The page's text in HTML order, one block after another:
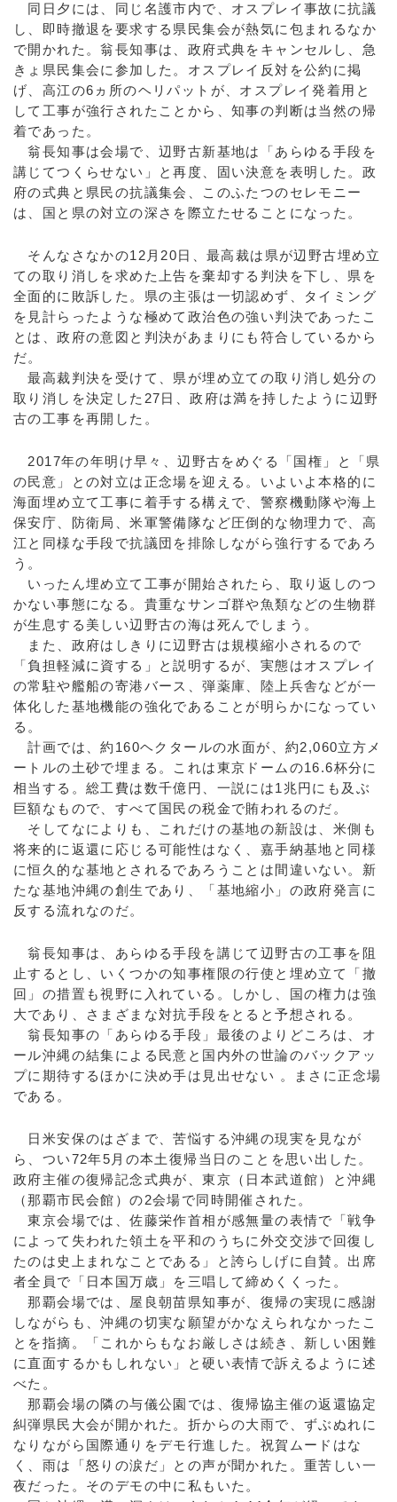
同日夕には、同じ名護市内で、オスプレイ事故に抗議
し、即時撤退を要求する県民集会が熱気に包まれるなか
で開かれた。翁長知事は、政府式典をキャンセルし、急
きょ県民集会に参加した。オスプレイ反対を公約に掲
げ、高江の6ヵ所のヘリパットが、オスプレイ発着用と
して工事が強行されたことから、知事の判断は当然の帰
着であった。
翁長知事は会場で、辺野古新基地は「あらゆる手段を
講じてつくらせない」と再度、固い決意を表明した。政
府の式典と県民の抗議集会、このふたつのセレモニー
は、国と県の対立の深さを際立たせることになった。
そんなさなかの12月20日、最高裁は県が辺野古埋め立
ての取り消しを求めた上告を棄却する判決を下し、県を
全面的に敗訴した。県の主張は一切認めず、タイミング
を見計らったような極めて政治色の強い判決であったこ
とは、政府の意図と判決があまりにも符合しているから
だ。
最高裁判決を受けて、県が埋め立ての取り消し処分の
取り消しを決定した27日、政府は満を持したように辺野
古の工事を再開した。
2017年の年明け早々、辺野古をめぐる「国権」と「県
の民意」との対立は正念場を迎える。いよいよ本格的に
海面埋め立て工事に着手する構えで、警察機動隊や海上
保安庁、防衛局、米軍警備隊など圧倒的な物理力で、高
江と同様な手段で抗議団を排除しながら強行するであろ
う。
いったん埋め立て工事が開始されたら、取り返しのつ
かない事態になる。貴重なサンゴ群や魚類などの生物群
が生息する美しい辺野古の海は死んでしまう。
また、政府はしきりに辺野古は規模縮小されるので
「負担軽減に資する」と説明するが、実態はオスプレイ
の常駐や艦船の寄港バース、弾薬庫、陸上兵舎などが一
体化した基地機能の強化であることが明らかになってい
る。
計画では、約160ヘクタールの水面が、約2,060立方メ
ートルの土砂で埋まる。これは東京ドームの16.6杯分に
相当する。総工費は数千億円、一説には1兆円にも及ぶ
巨額なもので、すべて国民の税金で賄われるのだ。
そしてなによりも、これだけの基地の新設は、米側も
将来的に返還に応じる可能性はなく、嘉手納基地と同様
に恒久的な基地とされるであろうことは間違いない。新
たな基地沖縄の創生であり、「基地縮小」の政府発言に
反する流れなのだ。
翁長知事は、あらゆる手段を講じて辺野古の工事を阻
止するとし、いくつかの知事権限の行使と埋め立て「撤
回」の措置も視野に入れている。しかし、国の権力は強
大であり、さまざまな対抗手段をとると予想される。
翁長知事の「あらゆる手段」最後のよりどころは、オ
ール沖縄の結集による民意と国内外の世論のバックアッ
プに期待するほかに決め手は見出せない 。まさに正念場
である。
日米安保のはざまで、苦悩する沖縄の現実を見なが
ら、つい72年5月の本土復帰当日のことを思い出した。
政府主催の復帰記念式典が、東京（日本武道館）と沖縄
（那覇市民会館）の2会場で同時開催された。
東京会場では、佐藤栄作首相が感無量の表情で「戦争
によって失われた領土を平和のうちに外交交渉で回復し
たのは史上まれなことである」と誇らしげに自賛。出席
者全員で「日本国万歳」を三唱して締めくくった。
那覇会場では、屋良朝苗県知事が、復帰の実現に感謝
しながらも、沖縄の切実な願望がかなえられなかったこ
とを指摘。「これからもなお厳しさは続き、新しい困難
に直面するかもしれない」と硬い表情で訴えるように述
べた。
那覇会場の隣の与儀公園では、復帰協主催の返還協定
糾弾県民大会が開かれた。折からの大雨で、ずぶぬれに
なりながら国際通りをデモ行進した。祝賀ムードはな
く、雨は「怒りの涙だ」との声が聞かれた。重苦しい一
夜だった。そのデモの中に私もいた。